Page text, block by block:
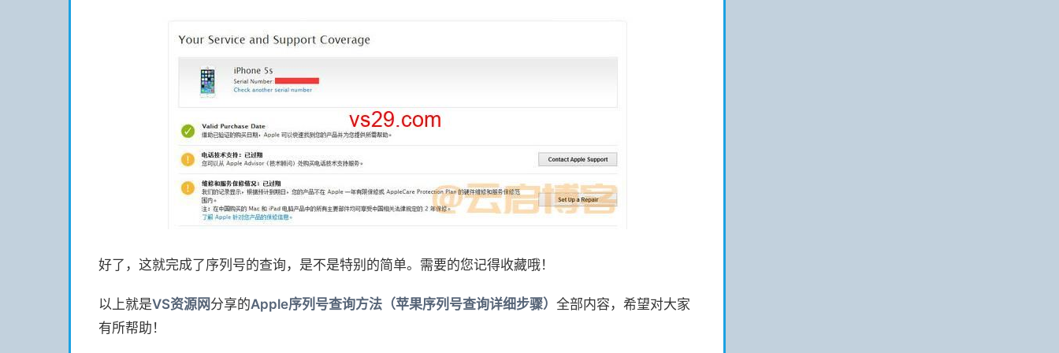
好了，这就完成了序列号的查询，是不是特别的简单。需要的您记得收藏哦！
以上就是VS资源网 分享的Apple序列号查询方法（苹果序列号查询详细步骤） 全部内容，希望对大家
有所帮助！